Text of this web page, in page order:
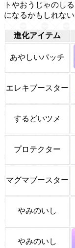
トやおうじゃのし
になるかもしれない
進化アイテム
あやしいパッチ
エレキブースター
するどいツメ
プロテクター
マグマブースター
やみのいし
やみのいし